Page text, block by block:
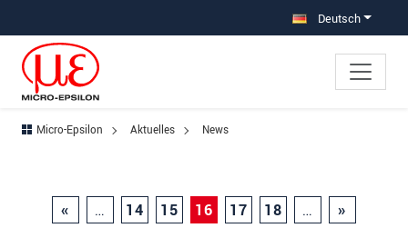
Deutsch
Micro-Epsilon Aktuelles News
« … 14 15 16 17 18 … »